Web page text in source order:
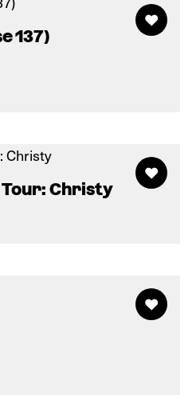
137)
Christy